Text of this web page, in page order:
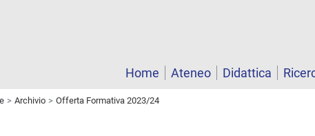
Home
Ateneo Didattica
Archivio Offerta Formativa 2023/24